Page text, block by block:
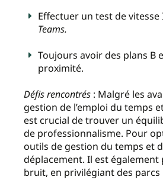
Effectuer un test de
Teams.
Toujours avoir des plans B
proximité.
Défis rencontrés : Malgré les
gestion de l’emploi du temps
est crucial de trouver un
de professionnalisme. Pour
outils de gestion du temps et
déplacement. Il est
bruit, en privilégiant des